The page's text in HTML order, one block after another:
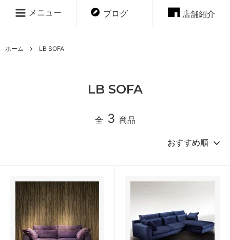
メニュー ブログ 店舗紹介
ホーム LB SOFA
LB SOFA
全 3 商品